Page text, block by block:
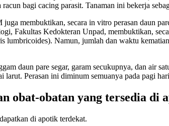
bagi cacing parasit. Tanaman ini bekerja
membuktikan, secara in vitro perasan daun
Fakultas Kedokteran Unpad, membuktikan,
lumbricoides). Namun, jumlah dan waktu
daun pare segar, garam secukupnya, dan air
Perasan ini diminum semuanya pada pagi
obat-obatan yang tersedia di
di apotik terdekat.